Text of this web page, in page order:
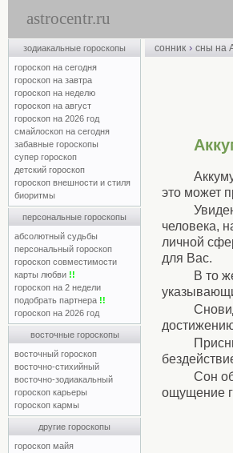
astrocentr.ru
зодиакальные гороскопы
гороскоп на сегодня
гороскоп на завтра
гороскоп на неделю
гороскоп на август
гороскоп на 2026 год
смайлоскоп на сегодня
забавные гороскопы
супер гороскоп
детский гороскоп
гороскоп внешности и стиля
биоритмы
персональные гороскопы
абсолютный судьбы
персональный гороскоп
гороскоп совместимости
карты любви !!
гороскоп на 2 недели
подобрать партнера !!
гороскоп на 2026 год
восточные гороскопы
восточный гороскоп
восточно-стихийный
восточно-зодиакальный
гороскоп карьеры
гороскоп кармы
другие гороскопы
гороскоп майя
сонник › сны на
это может
человека,
личной
для Вас.
В то
Сон
ощущение